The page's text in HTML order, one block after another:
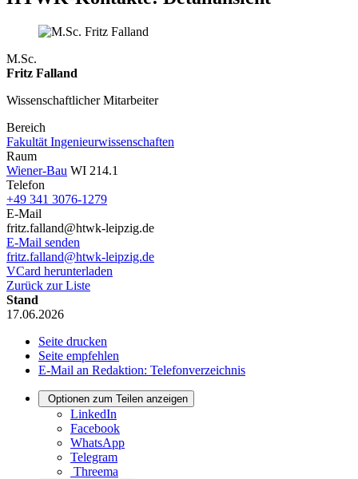
M.Sc.
Fritz Falland
Wissenschaftlicher Mitarbeiter
Bereich
Fakultät Ingenieurwissenschaften
Raum
Wiener-Bau WI 214.1
Telefon
+49 341 3076-1279
E-Mail
fritz.falland@htwk-leipzig.de
E-Mail senden
fritz.falland@htwk-leipzig.de
VCard herunterladen
Zurück zur Liste
Stand
17.06.2026
Seite drucken
Seite empfehlen
E-Mail an Redaktion: Telefonverzeichnis
Optionen zum Teilen anzeigen
LinkedIn
Facebook
WhatsApp
Telegram
Threema